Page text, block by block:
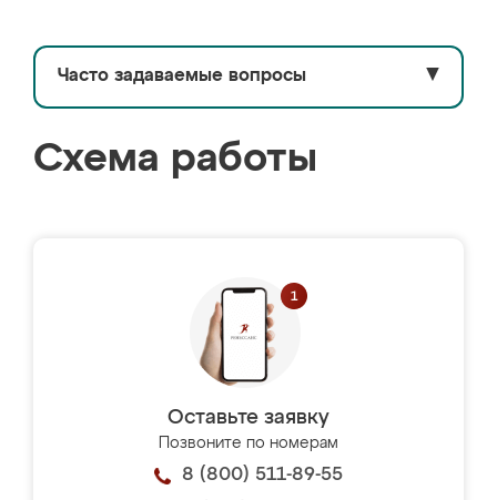
Часто задаваемые вопросы ▼
Схема работы
Оставьте заявку
Позвоните по номерам
8 (800) 511-89-55